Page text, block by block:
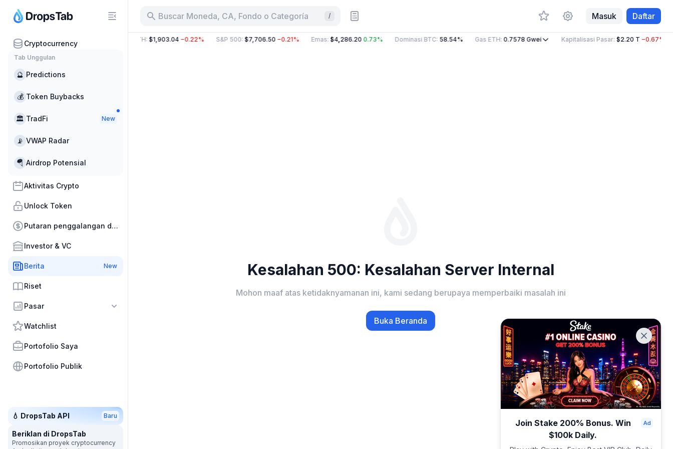
Cryptocurrency
Tab Unggulan
🔮 Predictions
💰 Token Buybacks
🏛 TradFi New
📡 VWAP Radar
🪂 Airdrop Potensial
Aktivitas Crypto
Unlock Token
Putaran penggalangan dana
Investor & VC
Berita New
Riset
Pasar
Watchlist
Portofolio Saya
Portofolio Publik
💧 DropsTab API Baru
Beriklan di DropsTab
Promosikan proyek cryptocurrency
Buscar Moneda, CA, Fondo o Categoría / Masuk Daftar
−13.85% ETH:$1,903.04 −0.22% S&P 500:$7,706.50 −0.21% Emas:$4,286.20 0.73% Dominasi BTC:58.54% Gas ETH:0.7578Gwei Kapitalisasi Pasar:$2.20 T −0.67%
Kesalahan 500: Kesalahan Server Internal
Mohon maaf atas ketidaknyamanan ini, kami sedang berupaya memperbaiki masalah ini
Buka Beranda
Join Stake 200% Bonus. Win
$100k Daily.